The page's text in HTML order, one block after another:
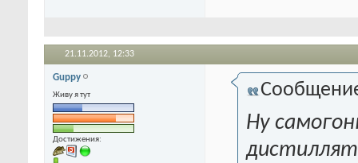
21.11.2012, 12:33
Guppy
Живу я тут
Достижения:
Ну